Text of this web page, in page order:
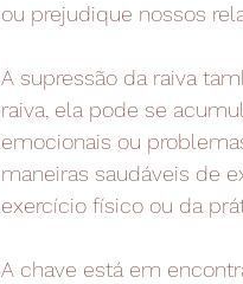
ou prejudique nossos
A supressão da raiva
raiva, ela pode se
emocionais ou
maneiras saudáveis de
exercício físico ou da
A chave está em